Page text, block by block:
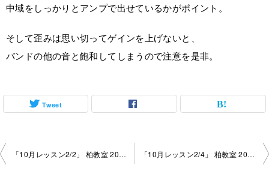
中域をしっかりとアンプで出せているかがポイント。
そして歪みは思い切ってゲインを上げないと、
バンドの他の音と飽和してしまうので注意を是非。
Tweet
投
「10月レッスン2/2」 柏教室 2025-10-15-no0004-1010 「10月レッスン2/4」 柏教室 2025-10-15-no0004-1013